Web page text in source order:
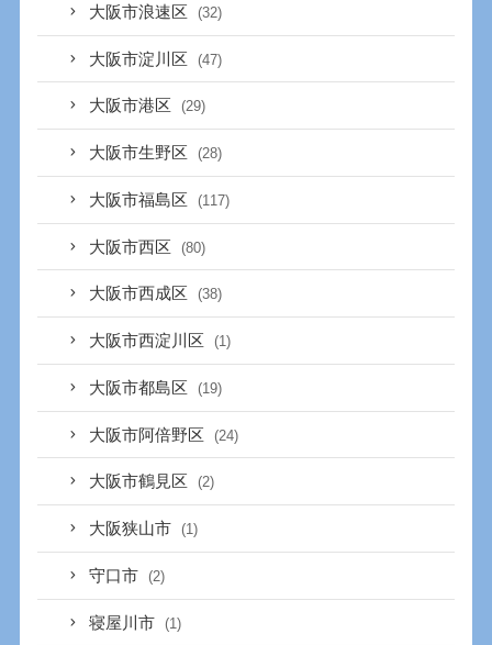
大阪市浪速区 (32)
大阪市淀川区 (47)
大阪市港区 (29)
大阪市生野区 (28)
大阪市福島区 (117)
大阪市西区 (80)
大阪市西成区 (38)
大阪市西淀川区 (1)
大阪市都島区 (19)
大阪市阿倍野区 (24)
大阪市鶴見区 (2)
大阪狭山市 (1)
守口市 (2)
寝屋川市 (1)